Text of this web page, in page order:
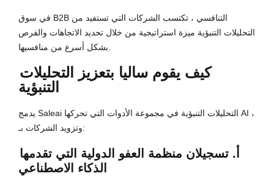
في سوق B2B التنافسي ، تكتسب الشركات التي تستفيد من
التحليلات التنبؤية ميزة استراتيجية من خلال تحديد الاتجاهات والفرص
بشكل أسرع من منافسيها.
كيف يقوم ساليا بتعزيز التحليلات
التنبؤية
يدمج Saleai التحليلات التنبؤية في مجموعة الأدوات التي تحركها AI ،
وتزويد الشركات بـ:
أ. تسجيلان منظمة العفو الدولية التي تقدمها
الذكاء الاصطناعي